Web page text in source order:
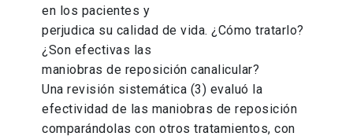
en los pacientes y
perjudica su calidad de vida. ¿Cómo tratarlo?
¿Son efectivas las
maniobras de reposición canalicular?
Una revisión sistemática (3) evaluó la
efectividad de las maniobras de reposición
comparándolas con otros tratamientos, con